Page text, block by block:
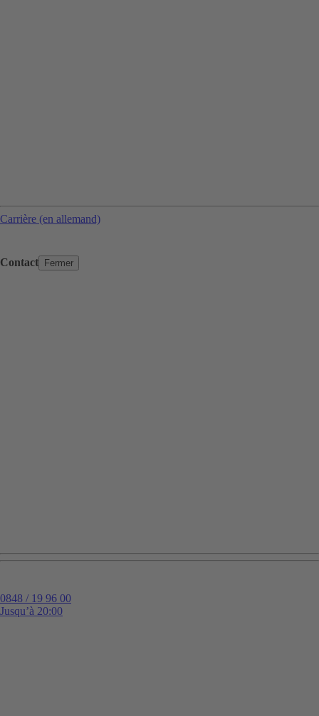
Contact Fermer
0848 / 19 96 00
Jusqu’à 20:00
Carrière (en allemand)